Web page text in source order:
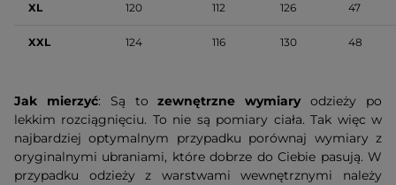
XL 120 112 126 47
XXL 124 116 130 48
Jak mierzyć: Są tozewnętrzne wymiaryodzieży po
lekkim rozciągnięciu. To nie są pomiary ciała. Tak więc w
najbardziej optymalnym przypadku porównaj wymiary z
oryginalnymi ubraniami, które dobrze do Ciebie pasują. W
przypadku odzieży z warstwami wewnętrznymi należy